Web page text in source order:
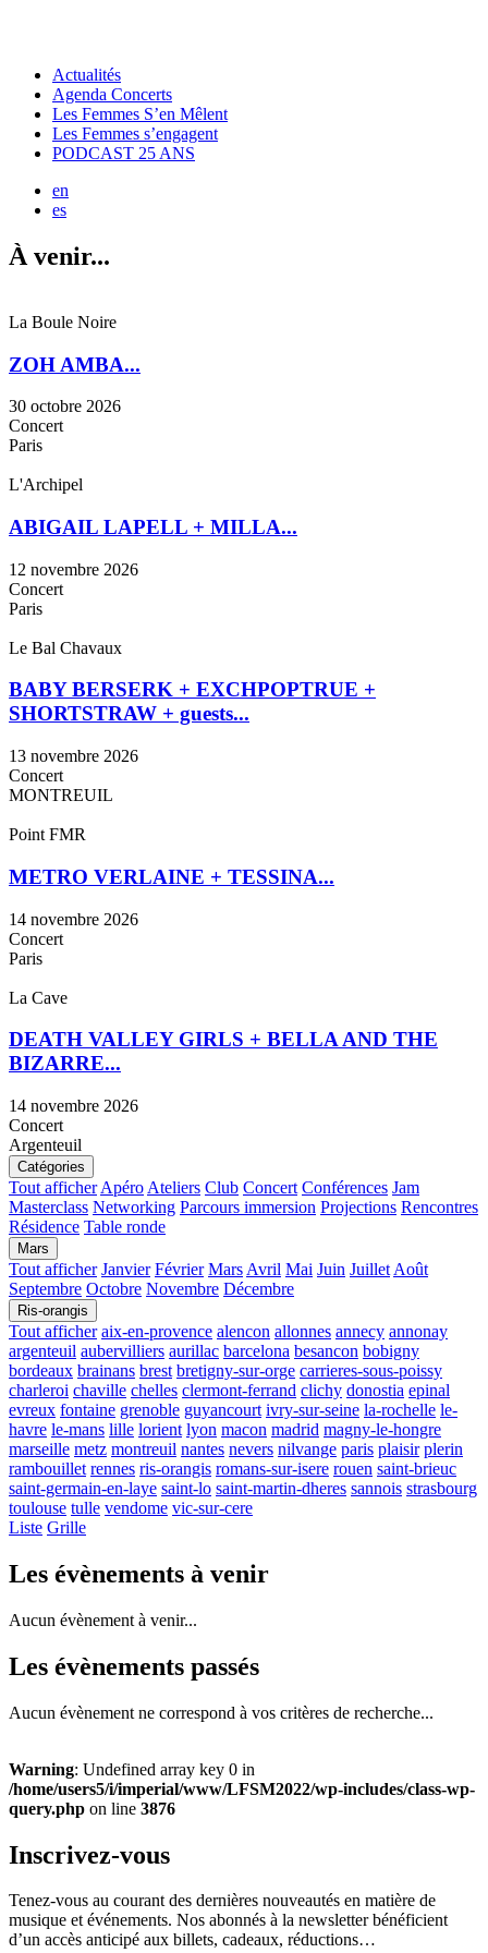
Actualités
Agenda Concerts
Les Femmes S’en Mêlent
Les Femmes s’engagent
PODCAST 25 ANS
en
es
À venir...
La Boule Noire
ZOH AMBA...
30 octobre 2026
Concert
Paris
L'Archipel
ABIGAIL LAPELL + MILLA...
12 novembre 2026
Concert
Paris
Le Bal Chavaux
BABY BERSERK + EXCHPOPTRUE +
SHORTSTRAW + guests...
13 novembre 2026
Concert
MONTREUIL
Point FMR
METRO VERLAINE + TESSINA...
14 novembre 2026
Concert
Paris
La Cave
DEATH VALLEY GIRLS + BELLA AND THE
BIZARRE...
14 novembre 2026
Concert
Argenteuil
Catégories
Tout afficher Apéro Ateliers Club Concert Conférences Jam
Masterclass Networking Parcours immersion Projections Rencontres
Résidence Table ronde
Mars
Tout afficher Janvier Février Mars Avril Mai Juin Juillet Août
Septembre Octobre Novembre Décembre
Ris-orangis
Tout afficher aix-en-provence alencon allonnes annecy annonay
argenteuil aubervilliers aurillac barcelona besancon bobigny
bordeaux brainans brest bretigny-sur-orge carrieres-sous-poissy
charleroi chaville chelles clermont-ferrand clichy donostia epinal
evreux fontaine grenoble guyancourt ivry-sur-seine la-rochelle le-
havre le-mans lille lorient lyon macon madrid magny-le-hongre
marseille metz montreuil nantes nevers nilvange paris plaisir plerin
rambouillet rennes ris-orangis romans-sur-isere rouen saint-brieuc
saint-germain-en-laye saint-lo saint-martin-dheres sannois strasbourg
toulouse tulle vendome vic-sur-cere
Liste Grille
Les évènements à venir
Aucun évènement à venir...
Les évènements passés
Aucun évènement ne correspond à vos critères de recherche...
Warning: Undefined array key 0 in
/home/users5/i/imperial/www/LFSM2022/wp-includes/class-wp-
query.php on line 3876
Inscrivez-vous
Tenez-vous au courant des dernières nouveautés en matière de
musique et événements. Nos abonnés à la newsletter bénéficient
d’un accès anticipé aux billets, cadeaux, réductions…